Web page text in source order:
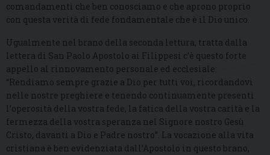
comandamenti che ben conosciamo e che aprono proprio
con questa verità di fede fondamentale che è il Dio unico.
Ugualmente nel brano della seconda lettura, tratta dalla
lettera di San Paolo Apostolo ai Filippesi c’è questo forte
appello al rinnovamento personale ed ecclesiale:
“Rendiamo sempre grazie a Dio per tutti voi, ricordandovi
nelle nostre preghiere e tenendo continuamente presenti
l’operosità della vostra fede, la fatica della vostra carità e la
fermezza della vostra speranza nel Signore nostro Gesù
Cristo, davanti a Dio e Padre nostro”. La vocazione alla vita
cristiana è ben evidenziata dall’Apostolo in questo brano,